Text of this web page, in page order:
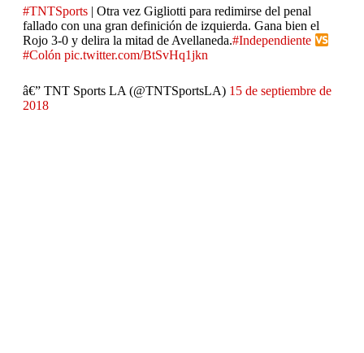
#TNTSports| Otra vez Gigliotti para redimirse del penal
fallado con una gran definición de izquierda. Gana bien el
Rojo 3-0 y delira la mitad de Avellaneda.#Independiente
#Colón pic.twitter.com/BtSvHq1jkn
â€” TNT Sports LA (@TNTSportsLA) 15 de septiembre de
2018